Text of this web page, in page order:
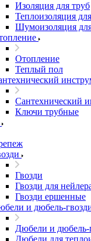
Изоляция для труб
Теплоизоляция
Шумоизоляция
Отопление
Теплый пол
Сантехнический
Ключи трубные
Гвозди
Гвозди для
Гвозди ершенные
и дюбель-
Дюбели и дюбель-
Дюбели для